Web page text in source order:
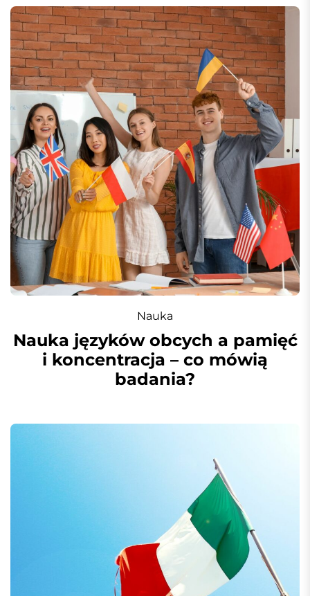
Nauka
Nauka języków obcych a pamięć
i koncentracja – co mówią
badania?